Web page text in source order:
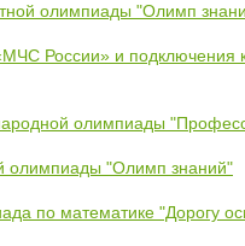
олимпиады "Олимп
России» и
олимпиады
олимпиады "Олимп знаний"
по математике "Дорогу